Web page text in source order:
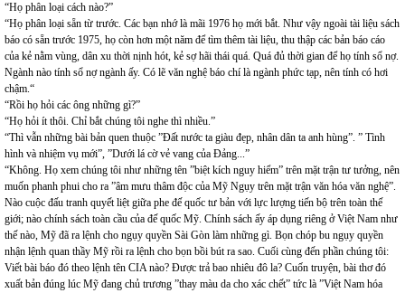
“Họ phân loại cách nào?”
“Họ phân loại sẵn từ trước. Các bạn nhớ là mãi 1976 họ mới bắt. Như vậy ngoài tài liệu sách
báo có sẵn trước 1975, họ còn hơn một năm để tìm thêm tài liệu, thu thập các bản báo cáo
của kẻ nằm vùng, dân xu thời nịnh hót, kẻ sợ hãi thái quá. Quá đủ thời gian để họ tính sổ nợ.
Ngành nào tính sổ nợ ngành ấy. Có lẽ văn nghệ báo chí là ngành phức tạp, nên tính có hơi
chậm.“
“Rồi họ hỏi các ông những gì?”
“Họ hỏi ít thôi. Chỉ bắt chúng tôi nghe thì nhiều.”
“Thì vẫn những bài bản quen thuộc ”Đất nước ta giàu đẹp, nhân dân ta anh hùng”. ” Tình
hình và nhiệm vụ mới”, ”Dưới lá cờ vẻ vang của Đảng...”
“Không. Họ xem chúng tôi như những tên ”biệt kích nguy hiểm” trên mặt trận tư tưởng, nên
muốn phanh phui cho ra ”âm mưu thâm độc của Mỹ Ngụy trên mặt trận văn hóa văn nghệ”.
Nào cuộc đấu tranh quyết liệt giữa phe đế quốc tư bản với lực lượng tiến bộ trên toàn thế
giới; nào chính sách toàn cầu của đế quốc Mỹ. Chính sách ấy áp dụng riêng ở Việt Nam như
thế nào, Mỹ đã ra lệnh cho ngụy quyền Sài Gòn làm những gì. Bọn chóp bu ngụy quyền
nhận lệnh quan thầy Mỹ rồi ra lệnh cho bọn bồi bút ra sao. Cuối cùng đến phần chúng tôi:
Viết bài báo đó theo lệnh tên CIA nào? Được trả bao nhiêu đô la? Cuốn truyện, bài thơ đó
xuất bản đúng lúc Mỹ đang chủ trương ”thay màu da cho xác chết” tức là ”Việt Nam hóa